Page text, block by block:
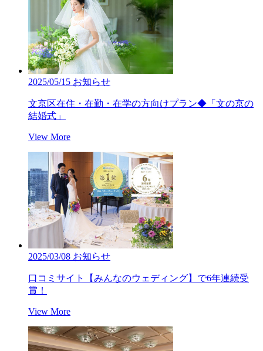
2025/05/15 お知らせ
文京区在住・在勤・在学の方向けプラン◆「文の京の
結婚式」
View More
2025/03/08 お知らせ
口コミサイト【みんなのウェディング】で6年連続受
賞！
View More